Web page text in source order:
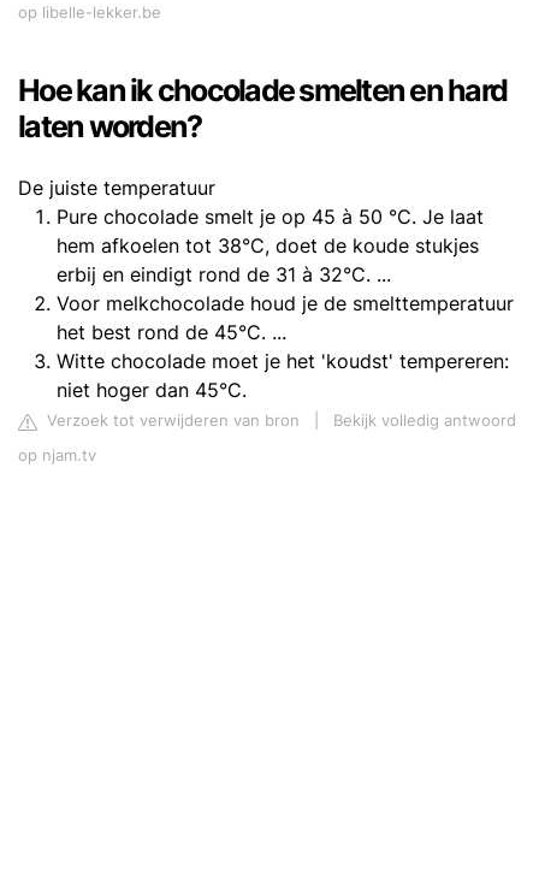
op libelle-lekker.be
Hoe kan ik chocolade smelten en hard
laten worden?
De juiste temperatuur
Pure chocolade smelt je op 45 à 50 °C. Je laat
hem afkoelen tot 38°C, doet de koude stukjes
erbij en eindigt rond de 31 à 32°C. ...
Voor melkchocolade houd je de smelttemperatuur
het best rond de 45°C. ...
Witte chocolade moet je het 'koudst' tempereren:
niet hoger dan 45°C.
Verzoek tot verwijderen van bron
Bekijk volledig antwoord
op njam.tv